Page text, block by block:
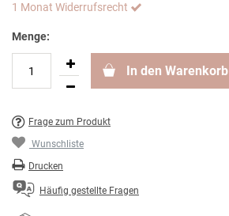
1 Monat Widerrufsrecht
Menge:
In den Warenkorb
Frage zum Produkt
Wunschliste
Drucken
Häufig gestellte Fragen